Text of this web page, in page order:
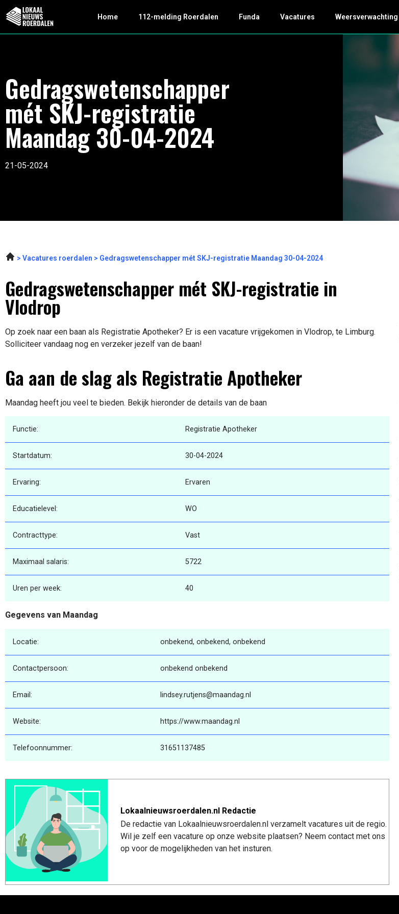
Home 112-melding Roerdalen Funda Vacatures Weersverwachting
Gedragswetenschapper
mét SKJ-registratie
Maandag 30-04-2024
21-05-2024
Vacatures roerdalen Gedragswetenschapper mét SKJ-registratie Maandag 30-04-2024
Gedragswetenschapper mét SKJ-registratie in
Vlodrop
Op zoek naar een baan als Registratie Apotheker? Er is een vacature vrijgekomen in Vlodrop, te Limburg.
Solliciteer vandaag nog en verzeker jezelf van de baan!
Ga aan de slag als Registratie Apotheker
Maandag heeft jou veel te bieden. Bekijk hieronder de details van de baan
Functie: Registratie Apotheker
Startdatum: 30-04-2024
Ervaring: Ervaren
Educatielevel: WO
Contracttype: Vast
Maximaal salaris: 5722
Uren per week: 40
Gegevens van Maandag
Locatie: onbekend, onbekend, onbekend
Contactpersoon: onbekend onbekend
Email: lindsey.rutjens@maandag.nl
Website: https://www.maandag.nl
Telefoonnummer: 31651137485
Lokaalnieuwsroerdalen.nl Redactie
De redactie van Lokaalnieuwsroerdalen.nl verzamelt vacatures uit de regio.
Wil je zelf een vacature op onze website plaatsen? Neem contact met ons
op voor de mogelijkheden van het insturen.